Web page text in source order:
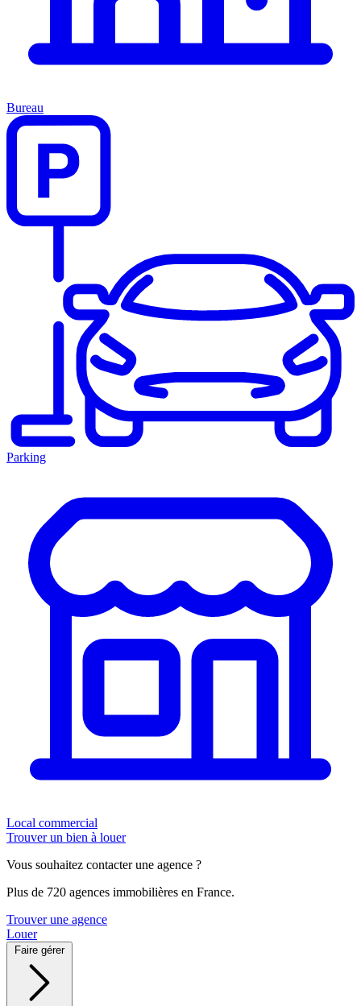
Bureau
Parking
Local commercial
Trouver un bien à louer
Vous souhaitez contacter une agence ?
Plus de 720 agences immobilières en France.
Trouver une agence
Louer
Faire gérer